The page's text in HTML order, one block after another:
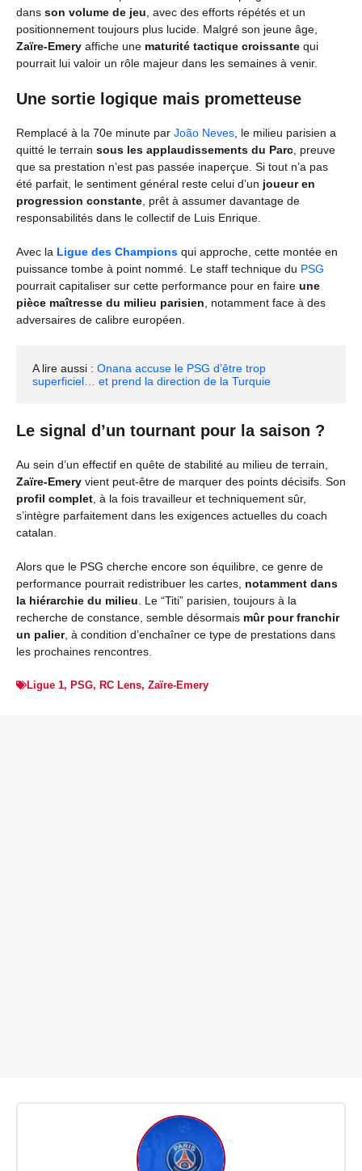
dans son volume de jeu , avec des efforts répétés et un
positionnement toujours plus lucide. Malgré son jeune âge,
Zaïre-Emery affiche une maturité tactique croissante qui
pourrait lui valoir un rôle majeur dans les semaines à venir.
Une sortie logique mais prometteuse
Remplacé à la 70e minute par João Neves , le milieu parisien a
quitté le terrain sous les applaudissements du Parc , preuve
que sa prestation n’est pas passée inaperçue. Si tout n’a pas
été parfait, le sentiment général reste celui d’un joueur en
progression constante , prêt à assumer davantage de
responsabilités dans le collectif de Luis Enrique.
Avec la Ligue des Champions qui approche, cette montée en
puissance tombe à point nommé. Le staff technique du PSG
pourrait capitaliser sur cette performance pour en faire une
pièce maîtresse du milieu parisien , notamment face à des
adversaires de calibre européen.
A lire aussi : Onana accuse le PSG d’être trop
superficiel… et prend la direction de la Turquie
Le signal d’un tournant pour la saison ?
Au sein d’un effectif en quête de stabilité au milieu de terrain,
Zaïre-Emery vient peut-être de marquer des points décisifs. Son
profil complet , à la fois travailleur et techniquement sûr,
s’intègre parfaitement dans les exigences actuelles du coach
catalan.
Alors que le PSG cherche encore son équilibre, ce genre de
performance pourrait redistribuer les cartes, notamment dans
la hiérarchie du milieu . Le “Titi” parisien, toujours à la
recherche de constance, semble désormais mûr pour franchir
un palier, à condition d’enchaîner ce type de prestations dans
les prochaines rencontres.
Ligue 1, PSG, RC Lens, Zaïre-Emery